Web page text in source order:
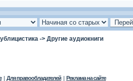
-> Другие аудиокниги
| Для правообладателей | Реклама на сайте